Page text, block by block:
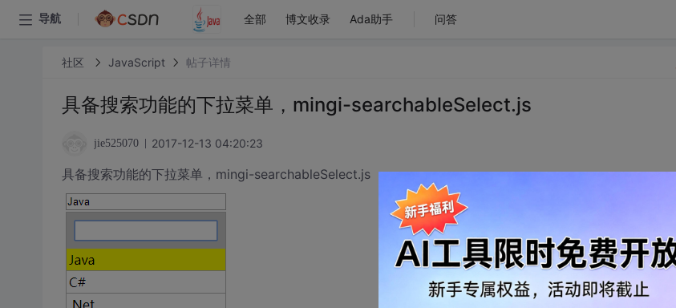
导航 全部 博文收录 Ada助手 问答
社区 JavaScript 帖子详情
具备搜索功能的下拉菜单，mingi-searchableSelect.js
jie525070 2017-12-13 04:20:23
具备搜索功能的下拉菜单，mingi-searchableSelect.js